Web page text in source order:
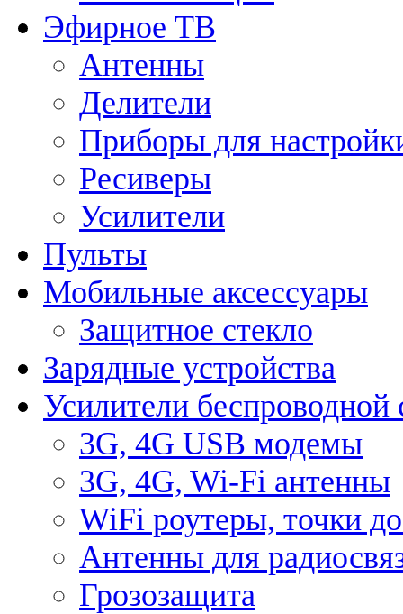
Эфирное ТВ
Антенны
Делители
Приборы для
Ресиверы
Усилители
Пульты
Мобильные аксессуары
Защитное стекло
Зарядные устройства
Усилители беспроводной
3G, 4G USB модемы
3G, 4G, Wi-Fi антенны
WiFi роутеры, точки
Антенны для
Грозозащита